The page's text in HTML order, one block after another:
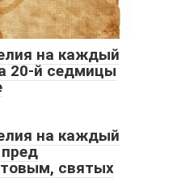
на каждый
20-й седмицы
на каждый
святых